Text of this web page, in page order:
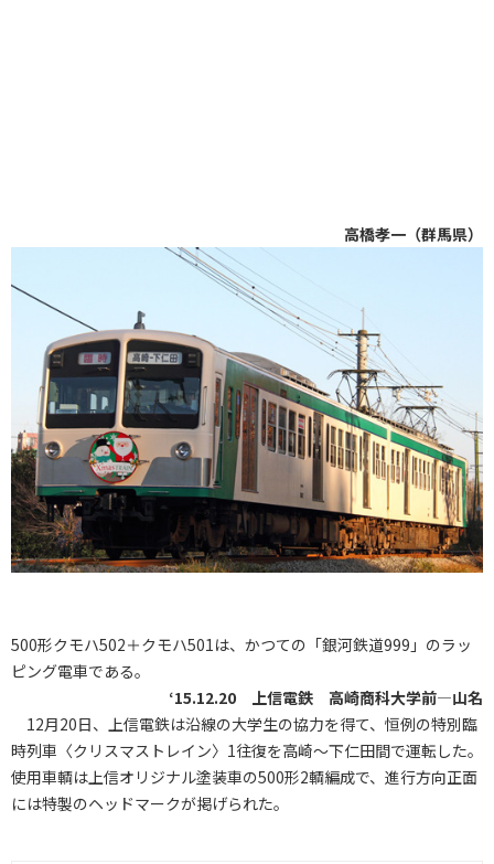
高橋孝一（群馬県）
500形クモハ502＋クモハ501は、かつての「銀河鉄道999」のラッ
ピング電車である。
‘15.12.20 上信電鉄 高崎商科大学前―山名
12月20日、上信電鉄は沿線の大学生の協力を得て、恒例の特別臨
時列車〈クリスマストレイン〉1往復を高崎～下仁田間で運転した。
使用車輌は上信オリジナル塗装車の500形2輌編成で、進行方向正面
には特製のヘッドマークが掲げられた。